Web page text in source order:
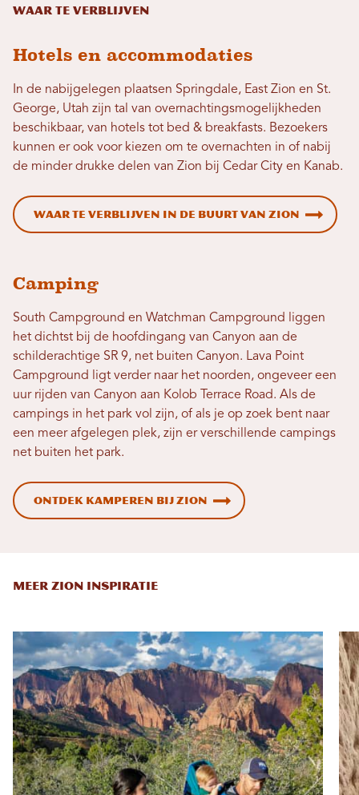
Waar te verblijven
Hotels en accommodaties
In de nabijgelegen plaatsen Springdale, East Zion en St.
George, Utah zijn tal van overnachtingsmogelijkheden
beschikbaar, van hotels tot bed & breakfasts. Bezoekers
kunnen er ook voor kiezen om te overnachten in of nabij
de minder drukke delen van Zion bij Cedar City en Kanab.
Waar te verblijven in de buurt van Zion
Camping
South Campground en Watchman Campground liggen
het dichtst bij de hoofdingang van Canyon aan de
schilderachtige SR 9, net buiten Canyon. Lava Point
Campground ligt verder naar het noorden, ongeveer een
uur rijden van Canyon aan Kolob Terrace Road. Als de
campings in het park vol zijn, of als je op zoek bent naar
een meer afgelegen plek, zijn er verschillende campings
net buiten het park.
Ontdek kamperen bij Zion
MEER ZION INSPIRATIE